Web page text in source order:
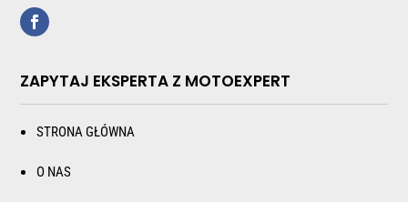
ZAPYTAJ EKSPERTA Z MOTOEXPERT
STRONA GŁÓWNA
O NAS